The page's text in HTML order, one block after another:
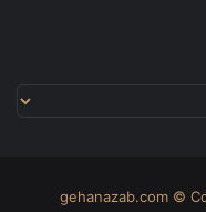
gehanazab.com ©